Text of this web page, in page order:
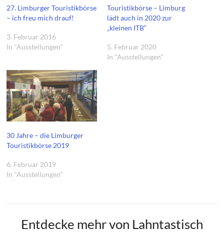
27. Limburger Touristikbörse
– ich freu mich drauf!
3. Februar 2016
In "Ausstellungen"
Touristikbörse – Limburg
lädt auch in 2020 zur
„kleinen ITB“
5. Februar 2020
In "Ausstellungen"
30 Jahre – die Limburger
Touristikbörse 2019
6. Februar 2019
In "Ausstellungen"
Entdecke mehr von Lahntastisch